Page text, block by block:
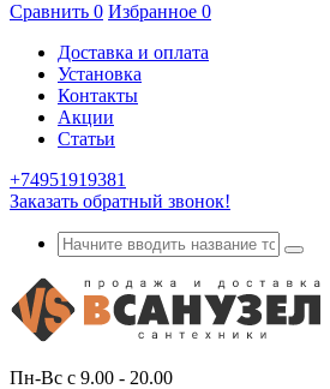
Сравнить 0 Избранное 0
Доставка и оплата
Установка
Контакты
Акции
Статьи
+74951919381
Заказать обратный звонок!
Пн-Вс с 9.00 - 20.00